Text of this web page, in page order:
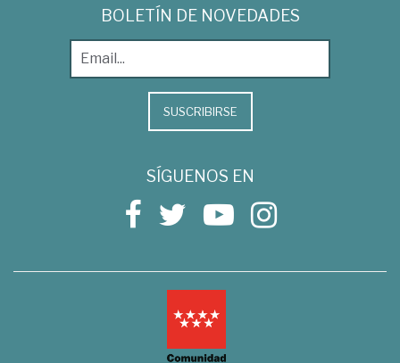
BOLETÍN DE NOVEDADES
SUSCRIBIRSE
SÍGUENOS EN